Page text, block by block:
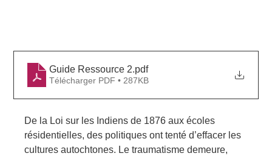
Guide Ressource 2.pdf
Télécharger PDF • 287KB
De la Loi sur les Indiens de 1876 aux écoles
résidentielles, des politiques ont tenté d’effacer les
cultures autochtones. Le traumatisme demeure,